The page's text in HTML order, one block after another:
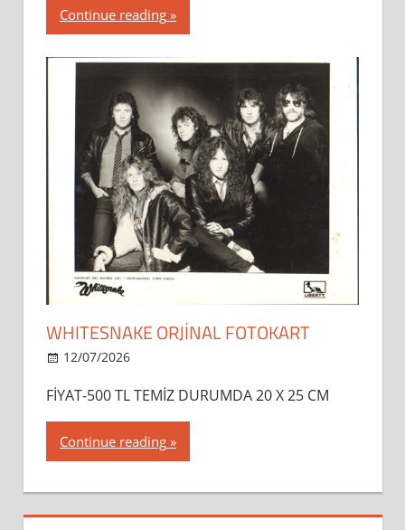
Continue reading
WHITESNAKE ORJİNAL FOTOKART
12/07/2026
FİYAT-500 TL TEMİZ DURUMDA 20 X 25 CM
Continue reading